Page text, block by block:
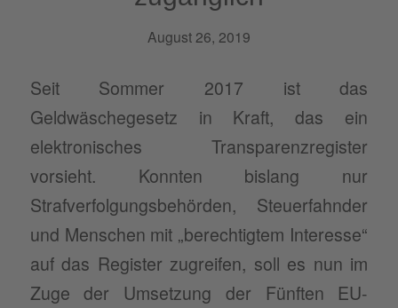
August 26, 2019
Seit Sommer 2017 ist das
Geldwäschegesetz in Kraft, das ein
elektronisches Transparenzregister
vorsieht. Konnten bislang nur
Strafverfolgungsbehörden, Steuerfahnder
und Menschen mit „berechtigtem Interesse“
auf das Register zugreifen, soll es nun im
Zuge der Umsetzung der Fünften EU-